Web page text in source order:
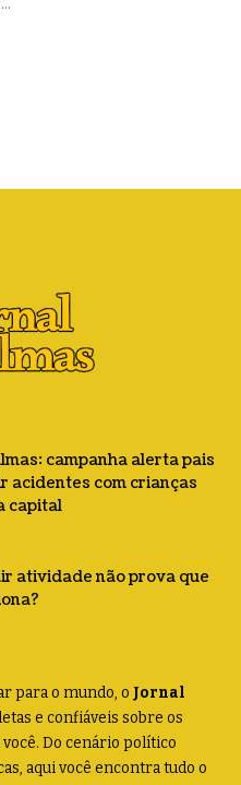
campanha alerta pais
acidentes com crianças
capital
atividade não prova que
para o mundo, o Jornal
e confiáveis sobre os
Do cenário político
aqui você encontra tudo o